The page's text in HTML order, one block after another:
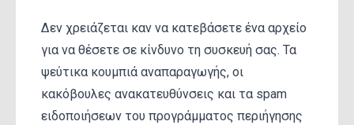
Δεν χρειάζεται καν να κατεβάσετε ένα αρχείο
για να θέσετε σε κίνδυνο τη συσκευή σας. Τα
ψεύτικα κουμπιά αναπαραγωγής, οι
κακόβουλες ανακατευθύνσεις και τα spam
ειδοποιήσεων του προγράμματος περιήγησης